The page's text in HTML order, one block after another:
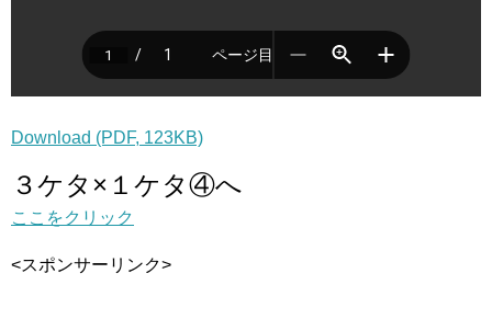
Download (PDF, 123KB)
３ケタ×１ケタ④へ
ここをクリック
<スポンサーリンク>